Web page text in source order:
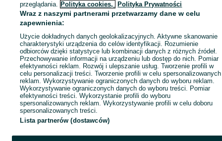
przeglądania. Polityka cookies, Polityka Prywatności
Wraz z naszymi partnerami przetwarzamy dane w celu
zapewnienia:
Użycie dokładnych danych geolokalizacyjnych. Aktywne skanowanie
charakterystyki urządzenia do celów identyfikacji. Rozumienie
odbiorców dzięki statystyce lub kombinacji danych z różnych źródeł.
Przechowywanie informacji na urządzeniu lub dostęp do nich. Pomiar
efektywności reklam. Rozwój i ulepszanie usług. Tworzenie profili w
celu personalizacji treści. Tworzenie profili w celu spersonalizowanych
reklam. Wykorzystywanie ograniczonych danych do wyboru reklam.
Wykorzystywanie ograniczonych danych do wyboru treści. Pomiar
efektywności treści. Wykorzystanie profili do wyboru
spersonalizowanych reklam. Wykorzystywanie profili w celu doboru
spersonalizowanych treści.
Lista partnerów (dostawców)